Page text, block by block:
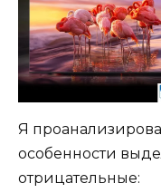
Я
особенности
отрицательные: